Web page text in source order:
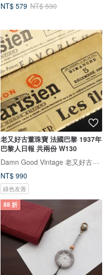
NT$ 579 NT$ 590
老又好古董珠寶 法國巴黎 1937年
巴黎人日報 共兩份 W130
Damn Good Vintage 老又好古董珠寶
NT$ 990
綠色友善
88 折